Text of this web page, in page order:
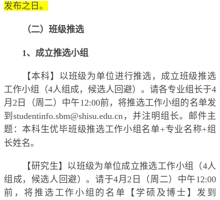
发布之日。
（二）班级推选
1 、成立推选小组
【本科】以班级为单位进行推选，成立班级推选
工作小组（4人组成，候选人回避）。请各专业组长于4
月 2 日（周二）中午12:00前，将推选工作小组的名单发
到 studentinfo.sbm@shisu.edu.cn ，并注明组长。邮件主
题：本科生优毕班级推选工作小组名单+专业名称+组
长姓名。
【研究生】以班级为单位成立推选工作小组（4人
组成，候选人回避）。请于4月 2 日（周二）中午12:00
前，将推选工作小组的名单【学硕及博士】发到